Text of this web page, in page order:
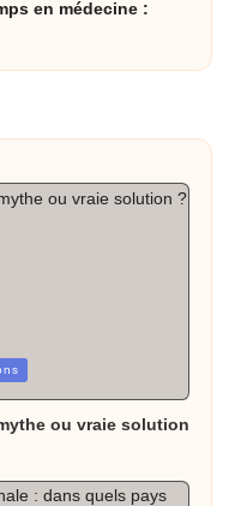
en médecine :
ou vraie solution